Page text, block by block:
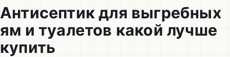
Антисептик для выгребных
ям и туалетов какой лучше
купить